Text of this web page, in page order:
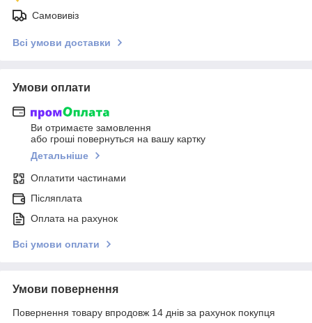
Самовивіз
Всі умови доставки
Умови оплати
Ви отримаєте замовлення
або гроші повернуться на вашу картку
Детальніше
Оплатити частинами
Післяплата
Оплата на рахунок
Всі умови оплати
Умови повернення
Повернення товару впродовж 14 днів за рахунок покупця